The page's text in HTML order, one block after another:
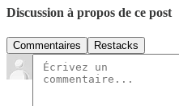
Discussion à propos de ce post
Commentaires Restacks